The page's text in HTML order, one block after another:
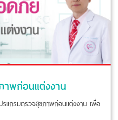
าพก่อนแต่งงาน
แกรมตรวจสุขภาพก่อนแต่งงาน เพื่อ